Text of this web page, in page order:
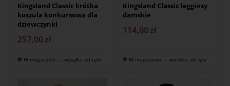
Kingsland Classic krótka
koszula konkursowa dla
dziewczynki
257,00 zł
W magazynie — wysyłka od ręki
Kingsland Classic legginsy
damskie
114,00 zł
W magazynie — wysyłka od ręki